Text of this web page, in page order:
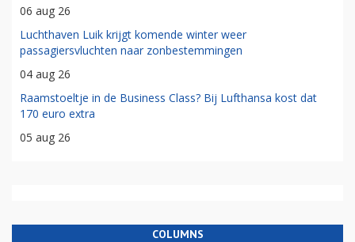
06 aug 26
Luchthaven Luik krijgt komende winter weer
passagiersvluchten naar zonbestemmingen
04 aug 26
Raamstoeltje in de Business Class? Bij Lufthansa kost dat
170 euro extra
05 aug 26
COLUMNS